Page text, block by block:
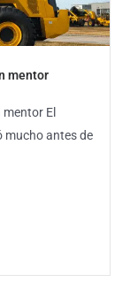
mentor
El
mucho antes de